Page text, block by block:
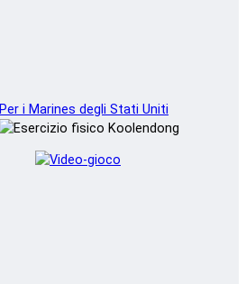
Per i Marines degli Stati Uniti